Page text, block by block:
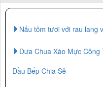
Nấu tôm tươi với rau lang
Dưa Chua Xào Mực
Đầu Bếp Chia Sẻ